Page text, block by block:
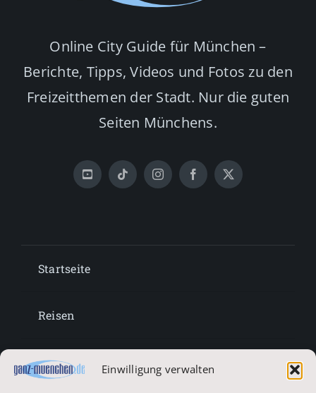
Einwilligung verwalten
Online City Guide für München –
Berichte, Tipps, Videos und Fotos zu den
Freizeitthemen der Stadt. Nur die guten
Seiten Münchens.
Startseite
Reisen
Lifestyle